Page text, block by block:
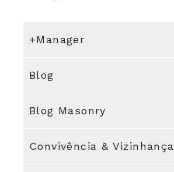
+Manager
Blog
Blog Masonry
Convivência & Vizinhança